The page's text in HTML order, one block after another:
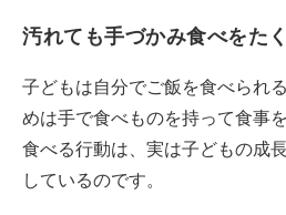
汚れても手づかみ食べをた
子どもは自分でご飯を食べられ
めは手で食べものを持って食事
食べる行動は、実は子どもの成
しているのです。